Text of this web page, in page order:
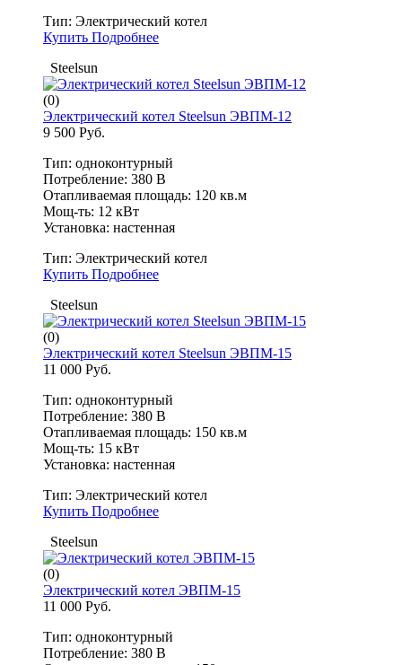
Тип: Электрический котел
Купить Подробнее
Steelsun
(0)
Электрический котел Steelsun ЭВПМ-12
9 500 Руб.
Тип: одноконтурный
Потребление: 380 В
Отапливаемая площадь: 120 кв.м
Мощ-ть: 12 кВт
Установка: настенная
Тип: Электрический котел
Купить Подробнее
Steelsun
(0)
Электрический котел Steelsun ЭВПМ-15
11 000 Руб.
Тип: одноконтурный
Потребление: 380 В
Отапливаемая площадь: 150 кв.м
Мощ-ть: 15 кВт
Установка: настенная
Тип: Электрический котел
Купить Подробнее
Steelsun
(0)
Электрический котел ЭВПМ-15
11 000 Руб.
Тип: одноконтурный
Потребление: 380 В